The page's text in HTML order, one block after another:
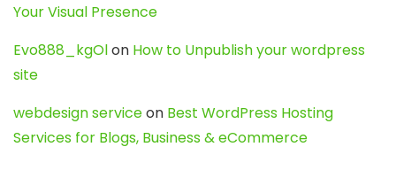
Your Visual Presence
Evo888_kgOlon How to Unpublish your wordpress
site
webdesign serviceon Best WordPress Hosting
Services for Blogs, Business & eCommerce